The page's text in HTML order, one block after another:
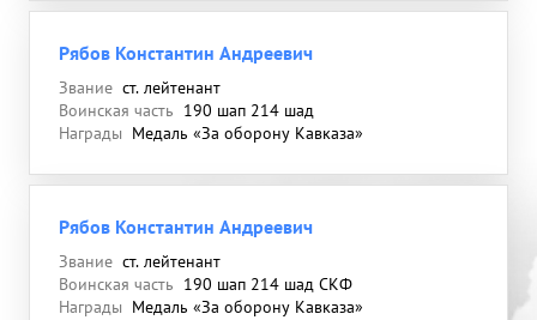
Рябов Константин Андреевич
Звание ст. лейтенант
Воинская часть 190 шап 214 шад
Награды Медаль «За оборону Кавказа»
Рябов Константин Андреевич
Звание ст. лейтенант
Воинская часть 190 шап 214 шад СКФ
Награды Медаль «За оборону Кавказа»